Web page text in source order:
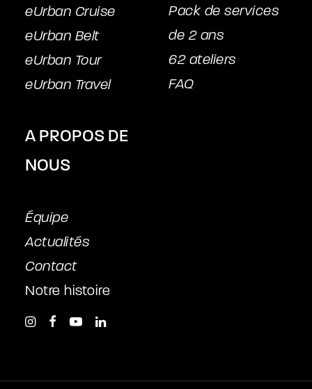
eUrban Cruise
eUrban Belt
eUrban Tour
eUrban Travel
Pack de services
de 2 ans
62 ateliers
FAQ
A PROPOS DE
NOUS
Équipe
Actualités
Contact
Notre histoire